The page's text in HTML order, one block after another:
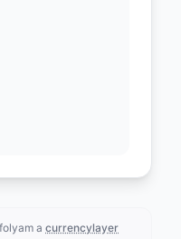
a currencylayer